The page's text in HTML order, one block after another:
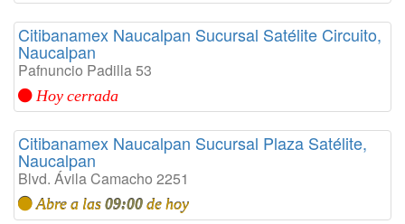
Citibanamex Naucalpan Sucursal Satélite Circuito,
Naucalpan
Pafnuncio Padilla 53
Hoy cerrada
Citibanamex Naucalpan Sucursal Plaza Satélite,
Naucalpan
Blvd. Ávila Camacho 2251
Abre a las 09:00 de hoy